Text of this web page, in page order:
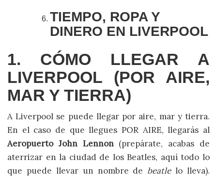
TIEMPO, ROPA Y
DINERO EN LIVERPOOL
1. CÓMO LLEGAR A
LIVERPOOL (POR AIRE,
MAR Y TIERRA)
A Liverpool se puede llegar por aire, mar y tierra.
En el caso de que llegues POR AIRE, llegarás al
Aeropuerto John Lennon(prepárate, acabas de
aterrizar en la ciudad de los Beatles, aquí todo lo
que puede llevar un nombre de beatlelo lleva).